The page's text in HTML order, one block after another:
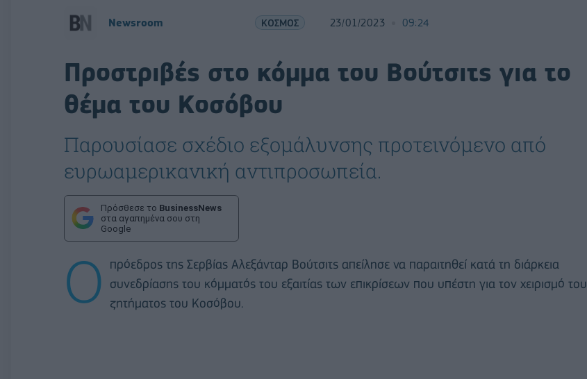
Newsroom ΚΟΣΜΟΣ 23/01/2023 09:24
Προστριβές στο κόμμα του Βούτσιτς για το
θέμα του Κοσόβου
Παρουσίασε σχέδιο εξομάλυνσης προτεινόμενο από
ευρωαμερικανική αντιπροσωπεία.
Πρόσθεσε το BusinessNews
στα αγαπημένα σου στη
Google
Ο
πρόεδρος της Σερβίας Αλεξάνταρ Βούτσιτς απείλησε να παραιτηθεί κατά τη διάρκεια
συνεδρίασης του κόμματός του εξαιτίας των επικρίσεων που υπέστη για τον χειρισμό του
ζητήματος του Κοσόβου.